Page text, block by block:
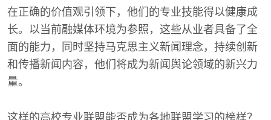
在正确的价值观引领下，他们的专业技能得以健康成
长。以当前融媒体环境为参照，这些从业者具备了全
面的能力，同时坚持马克思主义新闻理念，持续创新
和传播新闻内容，他们将成为新闻舆论领域的新兴力
量。
这样的高校专业联盟能否成为各地联盟学习的榜样？